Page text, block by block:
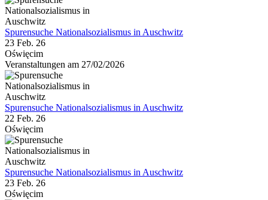
Spurensuche Nationalsozialismus in Auschwitz
23 Feb. 26
Oświęcim
Veranstaltungen am 27/02/2026
Spurensuche Nationalsozialismus in Auschwitz
22 Feb. 26
Oświęcim
Spurensuche Nationalsozialismus in Auschwitz
23 Feb. 26
Oświęcim